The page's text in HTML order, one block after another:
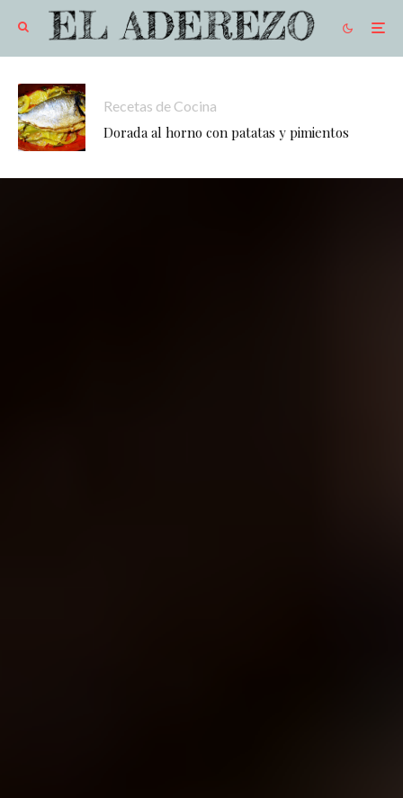
Recetas de Cocina
Dorada al horno con patatas y pimientos